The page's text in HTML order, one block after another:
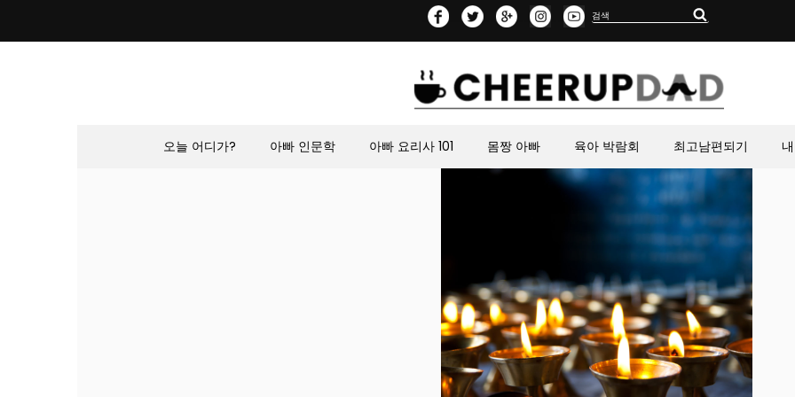
for:
Search
오늘 어디가? 아빠 인문학 아빠 요리사 101 몸짱 아빠 육아 박람회 최고남편되기